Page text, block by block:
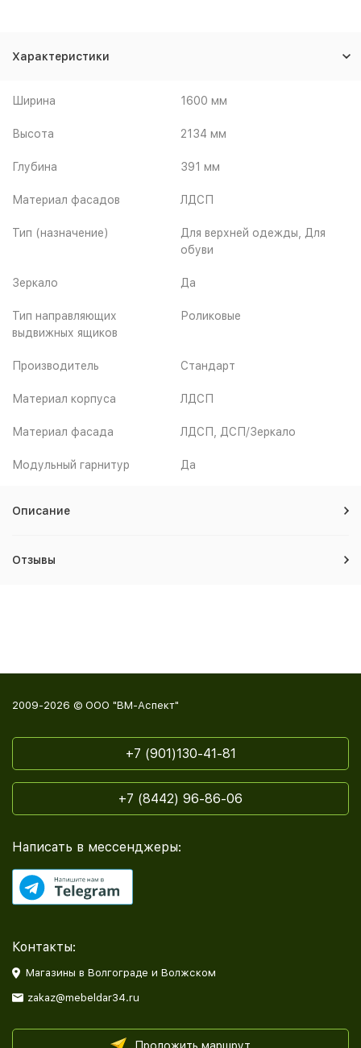
Характеристики
Ширина 1600 мм
Высота 2134 мм
Глубина 391 мм
Материал фасадов ЛДСП
Тип (назначение)
Для верхней одежды, Для
обуви
Зеркало Да
Тип направляющих
выдвижных ящиков
Роликовые
Производитель Стандарт
Материал корпуса ЛДСП
Материал фасада ЛДСП, ДСП/Зеркало
Модульный гарнитур Да
Описание
Отзывы
2009-2026 © ООО "ВМ-Аспект"
+7 (901)130-41-81
+7 (8442) 96-86-06
Написать в мессенджеры:
Контакты:
Магазины в Волгограде и Волжском
zakaz@mebeldar34.ru